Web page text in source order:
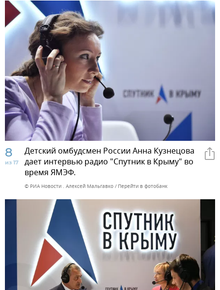
8
из 17
Детский омбудсмен России Анна Кузнецова
дает интервью радио "Спутник в Крыму" во
время ЯМЭФ.
© РИА Новости . Алексей Мальгавко Перейти в фотобанк